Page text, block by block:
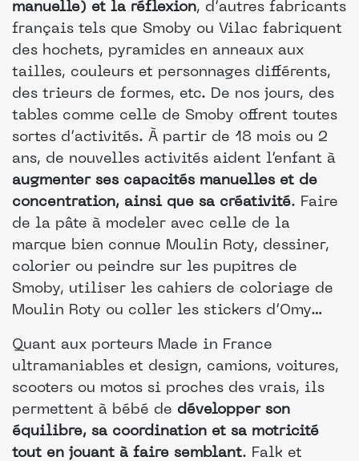
manuelle) et la réflexion, d’autres fabricants
français tels que Smoby ou Vilac fabriquent
des hochets, pyramides en anneaux aux
tailles, couleurs et personnages différents,
des trieurs de formes, etc. De nos jours, des
tables comme celle de Smoby offrent toutes
sortes d’activités. À partir de 18 mois ou 2
ans, de nouvelles activités aident l’enfant à
augmenter ses capacités manuelles et de
concentration, ainsi que sa créativité. Faire
de la pâte à modeler avec celle de la
marque bien connue Moulin Roty, dessiner,
colorier ou peindre sur les pupitres de
Smoby, utiliser les cahiers de coloriage de
Moulin Roty ou coller les stickers d’Omy…
Quant aux porteurs Made in France
ultramaniables et design, camions, voitures,
scooters ou motos si proches des vrais, ils
permettent à bébé de développer son
équilibre, sa coordination et sa motricité
tout en jouant à faire semblant. Falk et